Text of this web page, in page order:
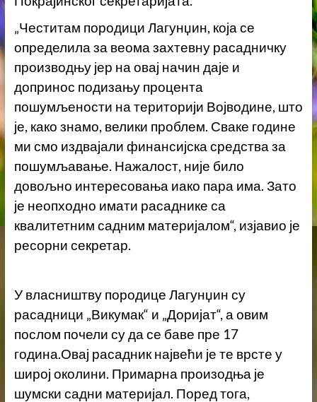
„Честитам породици Лагунџин, која се
определила за веома захтевну расадничку
производњу јер на овај начин даје и
допринос подизању процента
пошумљености на територији Војводине, што
је, како знамо, велики проблем. Сваке године
ми смо издвајали финансијска средства за
пошумљавање. Нажалост, није било
довољно интересовања иако пара има. Зато
је неопходно имати расаднике са
квалитетним садним материјалом“, изјавио је
ресорни секретар.
У власништву породице Лагунџин су
расадници „Викумак“ и „Доријат“, а овим
послом почели су да се баве пре 17
година.Овај расадник највећи је те врсте у
широј околини. Примарна произодња је
шумски садни материјал. Поред тога,